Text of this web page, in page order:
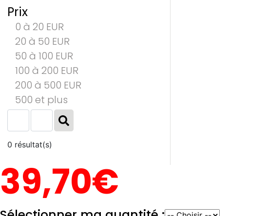
Prix
0 à 20 EUR
20 à 50 EUR
50 à 100 EUR
100 à 200 EUR
200 à 500 EUR
500 et plus
0 résultat(s)
39,70€